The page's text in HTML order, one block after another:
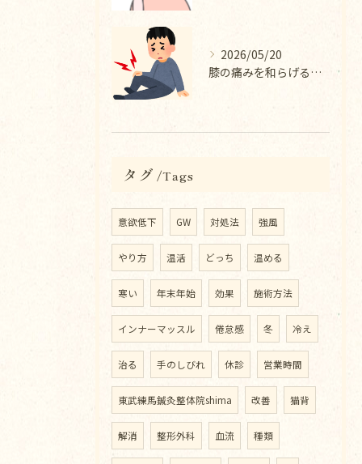
2026/05/20
膝の痛みを和らげる整体院の施術内容
タグ Tags
意欲低下 GW 対処法 強風
やり方 温活 どっち 温める
寒い 年末年始 効果 施術方法
インナーマッスル 倦怠感 冬 冷え
治る 手のしびれ 休診 営業時間
東武練馬鍼灸整体院shima 改善 猫背
解消 整形外科 血流 種類